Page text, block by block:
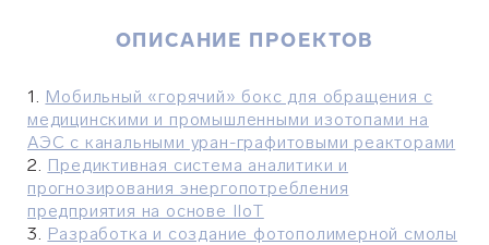
ОПИСАНИЕ ПРОЕКТОВ
1. Мобильный «горячий» бокс для обращения с
медицинскими и промышленными изотопами на
АЭС с канальными уран-графитовыми реакторами
2. Предиктивная система аналитики и
прогнозирования энергопотребления
предприятия на основе IIoT
3. Разработка и создание фотополимерной смолы